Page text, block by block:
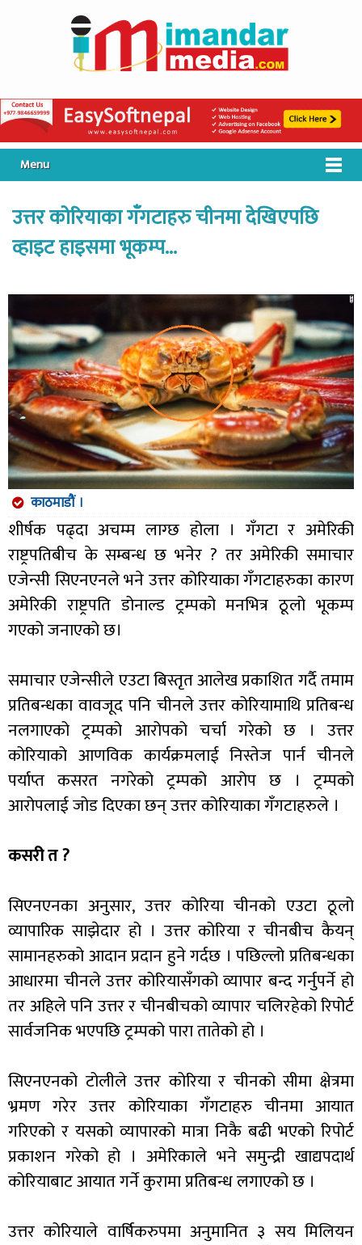
Menu
उत्तर कोरियाका गँगटाहरु चीनमा देखिएपछि
व्हाइट हाइसमा भूकम्प…
काठमाडौं ।
शीर्षक पढ्दा अचम्म लाग्छ होला । गँगटा र अमेरिकी
राष्ट्रपतिबीच के सम्बन्ध छ भनेर ? तर अमेरिकी समाचार
एजेन्सी सिएनएनले भने उत्तर कोरियाका गँगटाहरुका कारण
अमेरिकी राष्ट्रपति डोनाल्ड ट्रम्पको मनभित्र ठूलो भूकम्प
गएको जनाएको छ।
समाचार एजेन्सीले एउटा बिस्तृत आलेख प्रकाशित गर्दै तमाम
प्रतिबन्धका वावजूद पनि चीनले उत्तर कोरियामाथि प्रतिबन्ध
नलगाएको ट्रम्पको आरोपको चर्चा गरेको छ । उत्तर
कोरियाको आणविक कार्यक्रमलाई निस्तेज पार्न चीनले
पर्याप्त कसरत नगरेको ट्रम्पको आरोप छ । ट्रम्पको
आरोपलाई जोड दिएका छन् उत्तर कोरियाका गँगटाहरुले ।
कसरी त ?
सिएनएनका अनुसार, उत्तर कोरिया चीनको एउटा ठूलो
व्यापारिक साझेदार हो । उत्तर कोरिया र चीनबीच कैयन्
सामानहरुको आदान प्रदान हुने गर्दछ । पछिल्लो प्रतिबन्धका
आधारमा चीनले उत्तर कोरियासँगको व्यापार बन्द गर्नुपर्ने हो
तर अहिले पनि उत्तर र चीनबीचको व्यापार चलिरहेको रिपोर्ट
सार्वजनिक भएपछि ट्रम्पको पारा तातेको हो ।
सिएनएनको टोलीले उत्तर कोरिया र चीनको सीमा क्षेत्रमा
भ्रमण गरेर उत्तर कोरियाका गँगटाहरु चीनमा आयात
गरिएको र यसको व्यापारको मात्रा निकै बढी भएको रिपोर्ट
प्रकाशन गरेको हो । अमेरिकाले भने समुन्द्री खाद्यपदार्थ
कोरियाबाट आयात गर्ने कुरामा प्रतिबन्ध लगाएको छ ।
उत्तर कोरियाले वार्षिकरुपमा अनुमानित ३ सय मिलियन